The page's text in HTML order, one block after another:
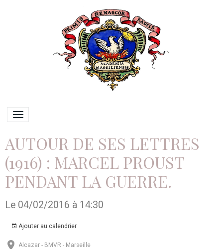
AUTOUR DE SES LETTRES
(1916) : MARCEL PROUST
PENDANT LA GUERRE.
Le 04/02/2016 à 14:30
Ajouter au calendrier
Alcazar - BMVR - Marseille